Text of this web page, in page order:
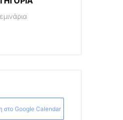
στο Google Calendar